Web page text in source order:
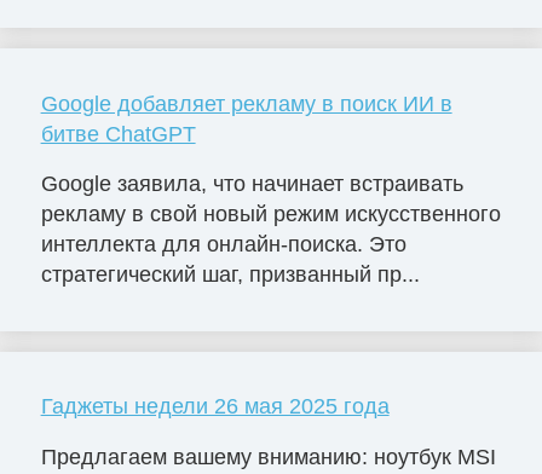
Google добавляет рекламу в поиск ИИ в
битве ChatGPT
Google заявила, что начинает встраивать
рекламу в свой новый режим искусственного
интеллекта для онлайн-поиска. Это
стратегический шаг, призванный пр...
Гаджеты недели 26 мая 2025 года
Предлагаем вашему вниманию: ноутбук MSI